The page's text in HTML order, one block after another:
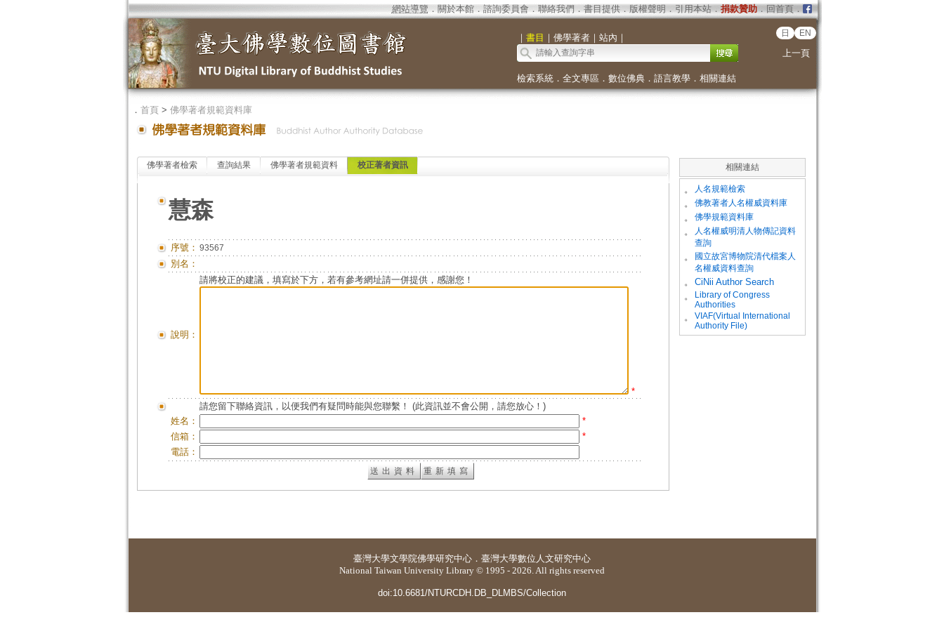
網站導覽 ． 關於本館． 諮詢委員會． 聯絡我們 ． 書目提供． 版權聲明 ． 引用本站． 捐款贊助．回首頁．
｜ 書目 ｜ 佛學著者｜ 站內 ｜ 日 EN
上一頁
檢索系統． 全文專區 ． 數位佛典． 語言教學． 相關連結
． 首頁> 佛學著者規範資料庫
佛學著者檢索 查詢結果 佛學著者規範資料 校正著者資訊
慧森
序號： 93567
別名：
說明：
請將校正的建議，填寫於下方，若有參考網址請一併提供，感謝您！
*
請您留下聯絡資訊，以便我們有疑問時能與您聯繫！ (此資訊並不會公開，請您放心！)
姓名：
*
信箱：
*
電話：
相關連結
。 人名規範檢索
。 佛教著者人名權威資料庫
。 佛學規範資料庫
。
人名權威明清人物傳記資料
查詢
。
國立故宮博物院清代檔案人
名權威資料查詢
。
CiNii Author Search
。
Library of Congress
Authorities
。
VIAF(Virtual International
Authority File)
臺灣大學文學院佛學研究中心 ． 臺灣大學數位人文研究中心
National Taiwan University Library © 1995 - 2026. All rights reserved
doi:10.6681/NTURCDH.DB_DLMBS/Collection